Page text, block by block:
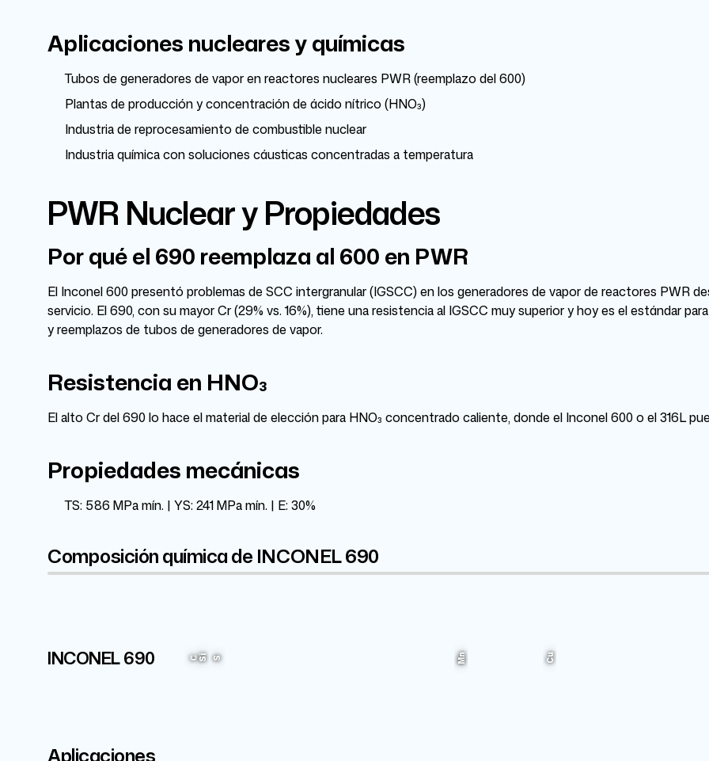
Aplicaciones nucleares y químicas
Tubos de generadores de vapor en reactores nucleares PWR (reemplazo del 600)
Plantas de producción y concentración de ácido nítrico (HNO₃)
Industria de reprocesamiento de combustible nuclear
Industria química con soluciones cáusticas concentradas a temperatura
PWR Nuclear y Propiedades
Por qué el 690 reemplaza al 600 en PWR
El Inconel 600 presentó problemas de SCC intergranular (IGSCC) en los generadores de vapor de reactores PWR
servicio. El 690, con su mayor Cr (29% vs. 16%), tiene una resistencia al IGSCC muy superior y hoy es el estándar
y reemplazos de tubos de generadores de vapor.
Resistencia en HNO₃
El alto Cr del 690 lo hace el material de elección para HNO₃ concentrado caliente, donde el Inconel 600 o el 316L
Propiedades mecánicas
TS: 586 MPa mín. | YS: 241 MPa mín. | E: 30%
Composición química de INCONEL 690
INCONEL 690 CSi S Mn Cu
Aplicaciones